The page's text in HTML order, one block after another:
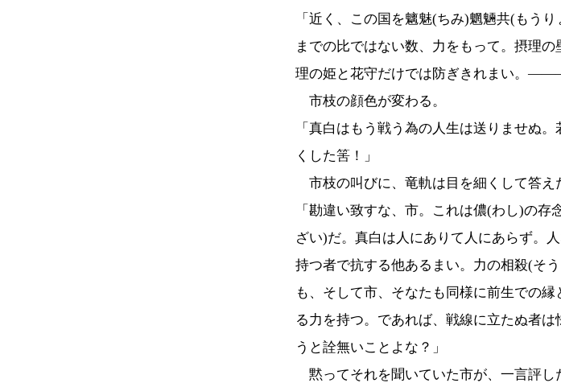
「近く、この国を魑魅(ちみ)魍魎共(もう
までの比ではない数、力をもって。摂理の
理の姫と花守だけでは防ぎきれまい。
市枝の顔色が変わる。
「真白はもう戦う為の人生は送りませぬ
くした筈！」
市枝の叫びに、竜軌は目を細くして答え
「勘違い致すな、市。これは儂(わし)の
ざい)だ。真白は人にありて人にあらず。
持つ者で抗する他あるまい。力の相殺(そ
も、そして市、そなたも同様に前生での
る力を持つ。であれば、戦線に立たぬ者
うと詮無いことよな？」
黙ってそれを聞いていた市が、一言評し